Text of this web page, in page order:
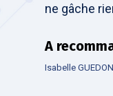
ne gâche
A
Isabelle